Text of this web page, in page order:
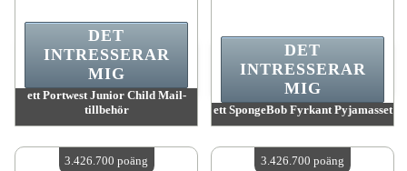
ett Portwest Junior Child Mail-
tillbehör
Antal tillgängliga:4
DET
INTRESSERAR
MIG
ett SpongeBob Fyrkant Pyjamasset
Antal tillgängliga:4
DET
INTRESSERAR
MIG
3.426.700 poäng 3.426.700 poäng